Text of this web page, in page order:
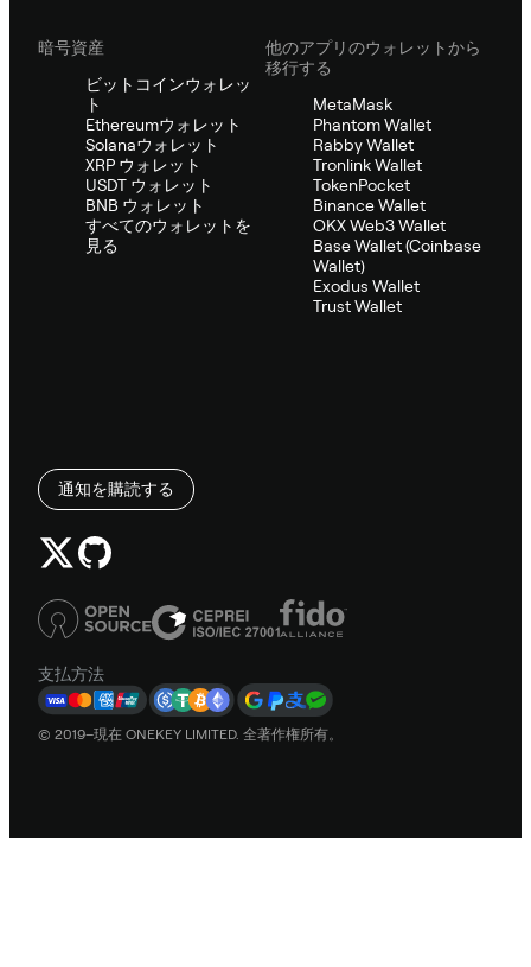
暗号資産
ビットコインウォレッ
ト
Ethereumウォレット
Solanaウォレット
XRP ウォレット
USDT ウォレット
BNB ウォレット
すべてのウォレットを
見る
他のアプリのウォレットから
移行する
MetaMask
Phantom Wallet
Rabby Wallet
Tronlink Wallet
TokenPocket
Binance Wallet
OKX Web3 Wallet
Base Wallet (Coinbase
Wallet)
Exodus Wallet
Trust Wallet
通知を購読する
支払方法
© 2019–現在 ONEKEY LIMITED. 全著作権所有。